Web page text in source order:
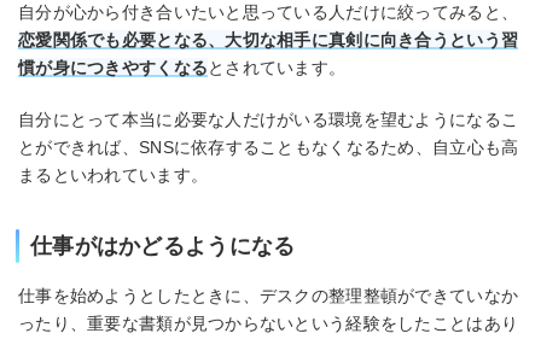
自分が心から付き合いたいと思っている人だけに絞ってみると、
恋愛関係でも必要となる、大切な相手に真剣に向き合うという習
慣が身につきやすくなるとされています。
自分にとって本当に必要な人だけがいる環境を望むようになるこ
とができれば、SNSに依存することもなくなるため、自立心も高
まるといわれています。
仕事がはかどるようになる
仕事を始めようとしたときに、デスクの整理整頓ができていなか
ったり、重要な書類が見つからないという経験をしたことはあり